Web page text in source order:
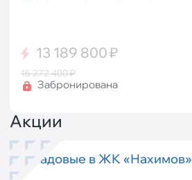
13 189 800 ₽
15 272 400 ₽
Забронирована
Акции
Кладовые в ЖК «Нахимов»